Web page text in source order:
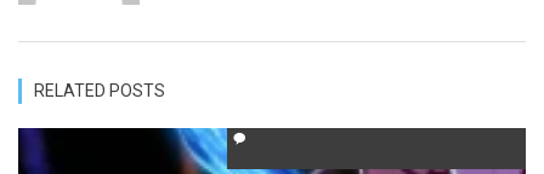
RELATED POSTS